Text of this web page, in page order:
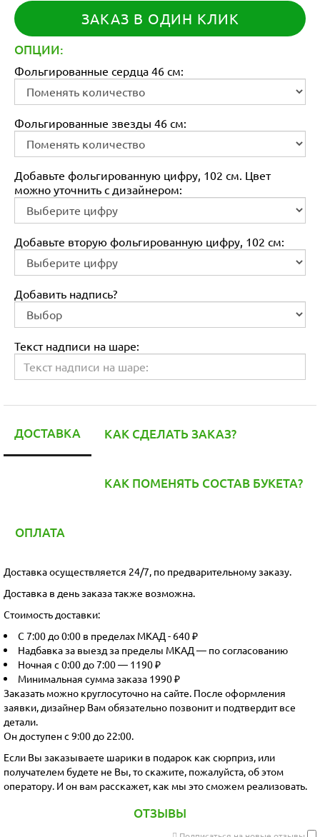
ЗАКАЗ В ОДИН КЛИК
ОПЦИИ:
Фольгированные сердца 46 см:
Фольгированные звезды 46 см:
Добавьте фольгированную цифру, 102 см. Цвет
можно уточнить с дизайнером:
Добавьте вторую фольгированную цифру, 102 см:
Добавить надпись?
Текст надписи на шаре:
ДОСТАВКА КАК СДЕЛАТЬ ЗАКАЗ?
КАК ПОМЕНЯТЬ СОСТАВ БУКЕТА?
ОПЛАТА
Доставка осуществляется 24/7, по предварительному заказу.
Доставка в день заказа также возможна.
Стоимость доставки:
С 7:00 до 0:00 в пределах МКАД - 640 ₽
Надбавка за выезд за пределы МКАД — по согласованию
Ночная с 0:00 до 7:00 — 1190 ₽
Минимальная сумма заказа 1990 ₽
Заказать можно круглосуточно на сайте. После оформления
заявки, дизайнер Вам обязательно позвонит и подтвердит все
детали.
Он доступен с 9:00 до 22:00.
Если Вы заказываете шарики в подарок как сюрприз, или
получателем будете не Вы, то скажите, пожалуйста, об этом
оператору. И он вам расскажет, как мы это сможем реализовать.
ОТЗЫВЫ